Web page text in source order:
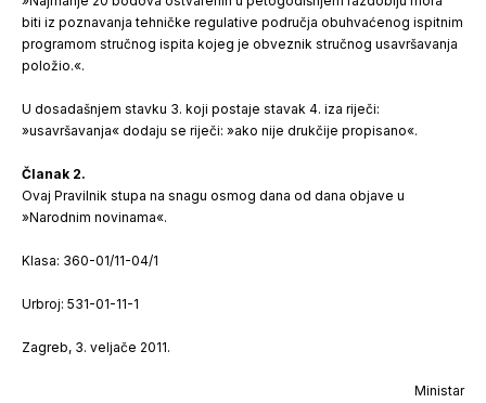
biti iz poznavanja tehničke regulative područja obuhvaćenog ispitnim
programom stručnog ispita kojeg je obveznik stručnog usavršavanja
položio.«.
U dosadašnjem stavku 3. koji postaje stavak 4. iza riječi:
»usavršavanja« dodaju se riječi: »ako nije drukčije propisano«.
Članak 2.
Ovaj Pravilnik stupa na snagu osmog dana od dana objave u
»Narodnim novinama«.
Klasa: 360-01/11-04/1
Urbroj: 531-01-11-1
Zagreb, 3. veljače 2011.
Ministar